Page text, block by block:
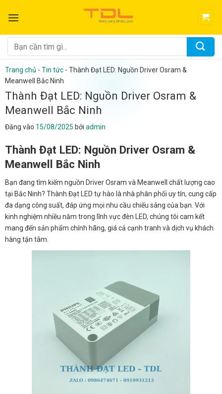
qua
dung
Tìm
kiếm:
Trang chủ - Tin tức - Thành Đạt LED: Nguồn Driver Osram &
Meanwell Bắc Ninh
Thành Đạt LED: Nguồn Driver Osram &
Meanwell Bắc Ninh
Đăng vào 15/08/2025 bởi admin
Thành Đạt LED: Nguồn Driver Osram &
Meanwell Bắc Ninh
Bạn đang tìm kiếm nguồn Driver Osram và Meanwell chất lượng cao
tại Bắc Ninh? Thành Đạt LED tự hào là nhà phân phối uy tín, cung cấp
đa dạng công suất, đáp ứng mọi nhu cầu chiếu sáng của bạn. Với
kinh nghiệm nhiều năm trong lĩnh vực đèn LED, chúng tôi cam kết
mang đến sản phẩm chính hãng, giá cả cạnh tranh và dịch vụ khách
hàng tận tâm.